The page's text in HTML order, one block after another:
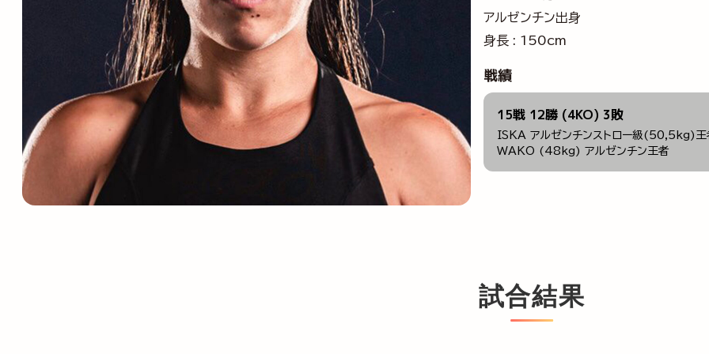
アルゼンチン出身
身長 : 150cm
戦績
15戦 12勝 (4KO) 3敗
ISKA アルゼンチンストロー級(50,5kg)王
WAKO (48kg) アルゼンチン王者
試合結果